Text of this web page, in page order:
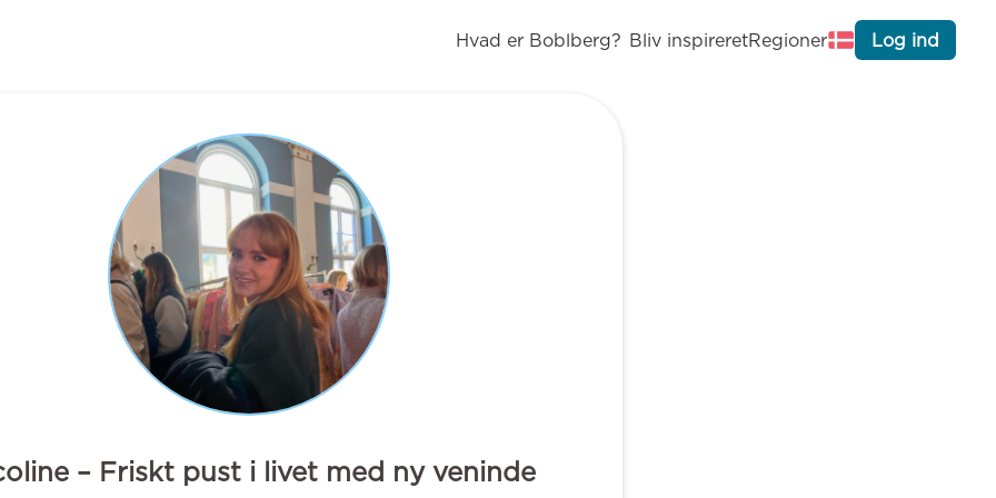
Hvad er Boblberg? Bliv inspireretRegioner Log ind
– Friskt pust i livet med ny veninde